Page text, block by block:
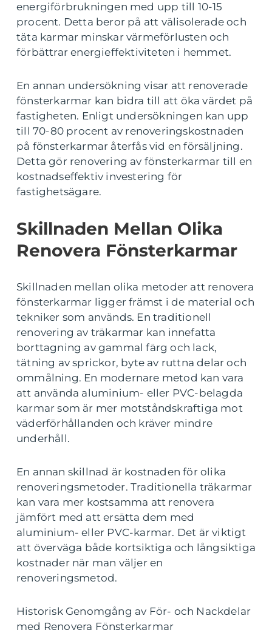
energiförbrukningen med upp till 10-15
procent. Detta beror på att välisolerade och
täta karmar minskar värmeförlusten och
förbättrar energieffektiviteten i hemmet.
En annan undersökning visar att renoverade
fönsterkarmar kan bidra till att öka värdet på
fastigheten. Enligt undersökningen kan upp
till 70-80 procent av renoveringskostnaden
på fönsterkarmar återfås vid en försäljning.
Detta gör renovering av fönsterkarmar till en
kostnadseffektiv investering för
fastighetsägare.
Skillnaden Mellan Olika
Renovera Fönsterkarmar
Skillnaden mellan olika metoder att renovera
fönsterkarmar ligger främst i de material och
tekniker som används. En traditionell
renovering av träkarmar kan innefatta
borttagning av gammal färg och lack,
tätning av sprickor, byte av ruttna delar och
ommålning. En modernare metod kan vara
att använda aluminium- eller PVC-belagda
karmar som är mer motståndskraftiga mot
väderförhållanden och kräver mindre
underhåll.
En annan skillnad är kostnaden för olika
renoveringsmetoder. Traditionella träkarmar
kan vara mer kostsamma att renovera
jämfört med att ersätta dem med
aluminium- eller PVC-karmar. Det är viktigt
att överväga både kortsiktiga och långsiktiga
kostnader när man väljer en
renoveringsmetod.
Historisk Genomgång av För- och Nackdelar
med Renovera Fönsterkarmar